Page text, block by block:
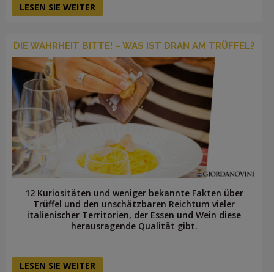
LESEN SIE WEITER
DIE WAHRHEIT BITTE! – WAS IST DRAN AM TRÜFFEL?
12 Kuriositäten und weniger bekannte Fakten über
Trüffel und den unschätzbaren Reichtum vieler
italienischer Territorien, der Essen und Wein diese
herausragende Qualität gibt.
LESEN SIE WEITER